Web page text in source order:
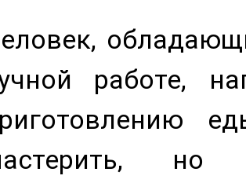
работе,
но